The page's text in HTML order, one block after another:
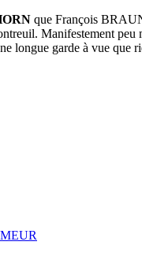
que François
Manifestement peu
longue garde à vue que